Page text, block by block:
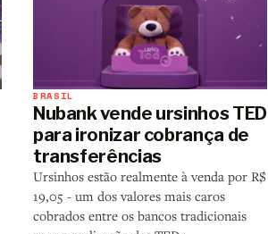
BRASIL
Nubank vende ursinhos TED
para ironizar cobrança de
transferências
Ursinhos estão realmente à venda por R$
19,05 - um dos valores mais caros
cobrados entre os bancos tradicionais